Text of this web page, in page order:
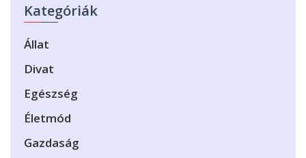
Kategóriák
Állat
Divat
Egészség
Életmód
Gazdaság